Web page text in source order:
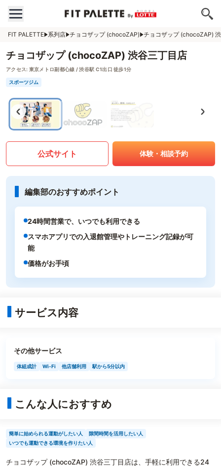
FIT PALETTE 系列店 チョコザップ (chocoZAP) チョコザップ (chocoZAP)
チョコザップ (chocoZAP) 渋谷三丁目店
アクセス: 東京メトロ副都心線 / 渋谷駅 C1出口 徒歩1分
スポーツジム
公式サイト 体験・相談予約
編集部のおすすめポイント
24時間営業で、いつでも利用できる
スマホアプリでの入退館管理やトレーニング記録が可
能
価格がお手頃
サービス内容
その他サービス
体組成計 Wi-Fi 他店舗利用 駅から5分以内
こんな人におすすめ
簡単に始められる運動がしたい人
隙間時間を活用したい人
いつでも運動できる環境を作りたい人
チョコザップ (chocoZAP) 渋谷三丁目店は、手軽に利用できる24